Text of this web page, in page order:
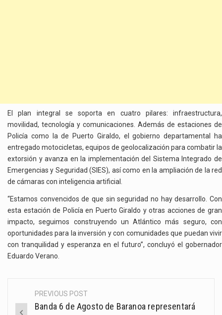
El plan integral se soporta en cuatro pilares: infraestructura,
movilidad, tecnología y comunicaciones. Además de estaciones de
Policía como la de Puerto Giraldo, el gobierno departamental ha
entregado motocicletas, equipos de geolocalización para combatir la
extorsión y avanza en la implementación del Sistema Integrado de
Emergencias y Seguridad (SIES), así como en la ampliación de la red
de cámaras con inteligencia artificial.
“Estamos convencidos de que sin seguridad no hay desarrollo. Con
esta estación de Policía en Puerto Giraldo y otras acciones de gran
impacto, seguimos construyendo un Atlántico más seguro, con
oportunidades para la inversión y con comunidades que puedan vivir
con tranquilidad y esperanza en el futuro”, concluyó el gobernador
Eduardo Verano.
PostPREVIOUS POST
Banda 6 de Agosto de Baranoa representará